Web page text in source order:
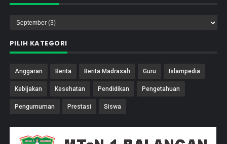
PILIH KATEGORI
Anggaran Berita Berita Madrasah Guru Islampedia
Kebijakan Kesehatan Pendidikan Pengetahuan
Pengumuman Prestasi Siswa